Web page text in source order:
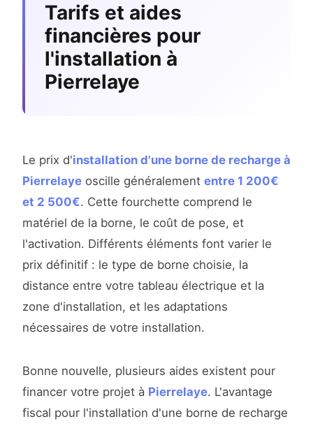
Tarifs et aides
financières pour
l'installation à
Pierrelaye
Le prix d'installation d'une borne de recharge à
Pierrelaye oscille généralement entre 1 200€
et 2 500€. Cette fourchette comprend le
matériel de la borne, le coût de pose, et
l'activation. Différents éléments font varier le
prix définitif : le type de borne choisie, la
distance entre votre tableau électrique et la
zone d'installation, et les adaptations
nécessaires de votre installation.
Bonne nouvelle, plusieurs aides existent pour
financer votre projet à Pierrelaye. L'avantage
fiscal pour l'installation d'une borne de recharge